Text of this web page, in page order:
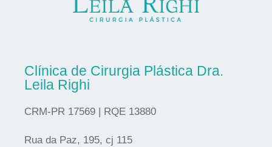
Clínica de Cirurgia Plástica Dra.
Leila Righi
CRM-PR 17569 | RQE 13880
Rua da Paz, 195, cj 115